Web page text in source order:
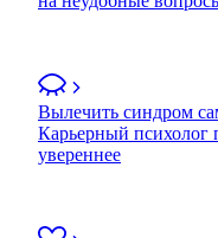
Вылечить синдром
Карьерный психолог
увереннее